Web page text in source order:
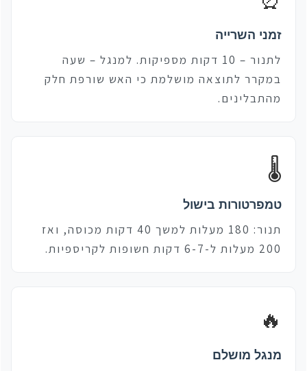
זמני השרייה
לתנור – 10 דקות מספיקות. למנגל – שעה
במקרר לתוצאה מושלמת כי האש שורפת חלק
מהתבלינים.
🌡️
טמפרטורות בישול
תנור: 180 מעלות למשך 40 דקות מכוסה, ואז
200 מעלות ל-6-7 דקות חשופות לקריספיות.
🔥
מנגל מושלם